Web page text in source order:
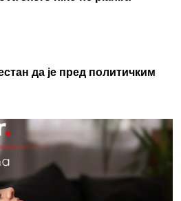
да је пред политичким